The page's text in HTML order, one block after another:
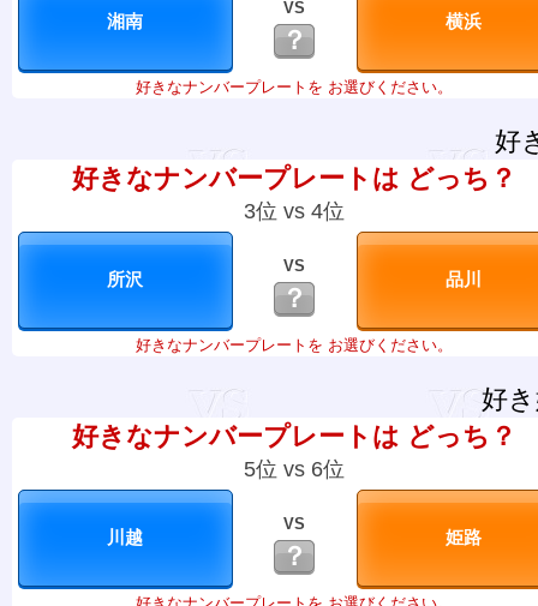
VS
？
好きなナンバープレートを お選びください。
好
好きなナンバープレートは どっち？
3位 vs 4位
VS
？
好きなナンバープレートを お選びください。
好
好きなナンバープレートは どっち？
5位 vs 6位
VS
？